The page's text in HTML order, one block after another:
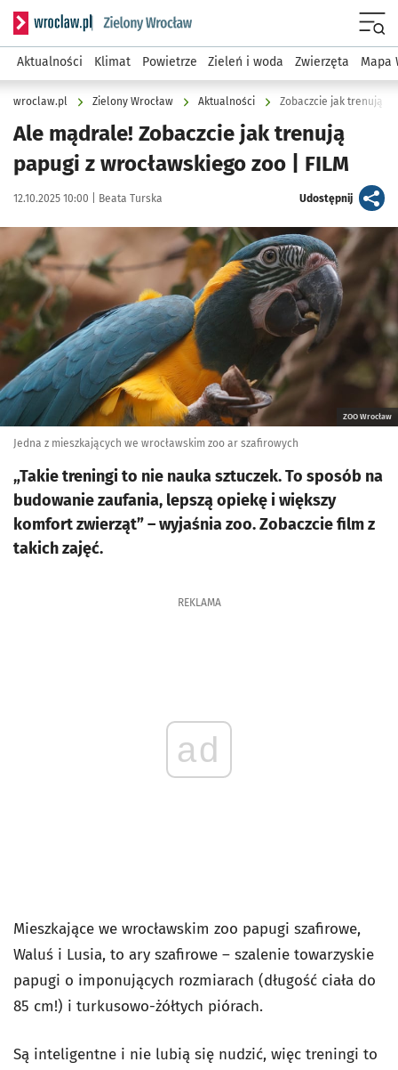
Serwis informacyjny wroclaw.pl podserwis: Środowisko we
Aktualności Klimat Powietrze Zieleń i woda Zwierzęta Mapa
wroclaw.pl Zielony Wrocław Aktualności Zobaczcie jak trenują
Ale mądrale! Zobaczcie jak trenują
papugi z wrocławskiego zoo | FILM
Data publikacji:
12.10.2025 10:00 | Autor:
Beata Turska Udostępnijartykuł
Kliknij, aby powiększyć
ZOO Wrocław
Jedna z mieszkających we wrocławskim zoo ar szafirowych
„Takie treningi to nie nauka sztuczek. To sposób na
budowanie zaufania, lepszą opiekę i większy
komfort zwierząt” – wyjaśnia zoo. Zobaczcie film z
takich zajęć.
REKLAMA
ad
Mieszkające we wrocławskim zoo papugi szafirowe,
Waluś i Lusia, to ary szafirowe – szalenie towarzyskie
papugi o imponujących rozmiarach (długość ciała do
85 cm!) i turkusowo-żółtych piórach.
Są inteligentne i nie lubią się nudzić, więc treningi to